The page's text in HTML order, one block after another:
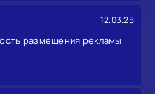
12.03.25
размещения рекламы